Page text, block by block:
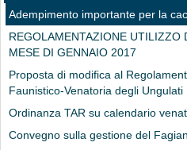
Adempimento importante per la
REGOLAMENTAZIONE UTILIZZO
MESE DI GENNAIO 2017
Proposta di modifica al
Faunistico-Venatoria degli Ungulati
Ordinanza TAR su calendario
Convegno sulla gestione del